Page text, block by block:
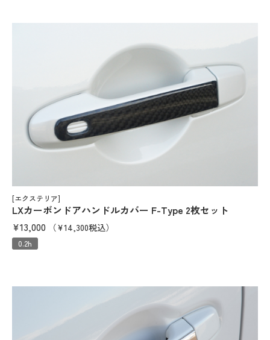
[エクステリア]
LXカーボンドアハンドルカバー F-Type 2枚セット
¥13,000
（¥14,300税込）
0.2h